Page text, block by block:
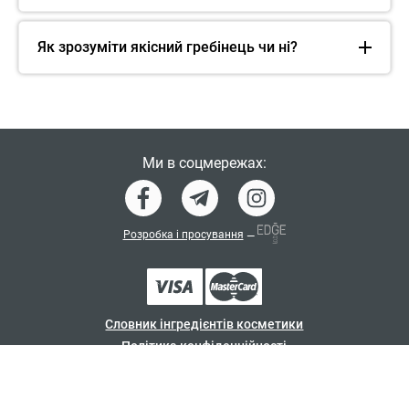
Як зрозуміти якісний гребінець чи ні?
Словник інгредієнтів косметики
Політика конфіденційності
Ми в соцмережах:
Розробка і просування —